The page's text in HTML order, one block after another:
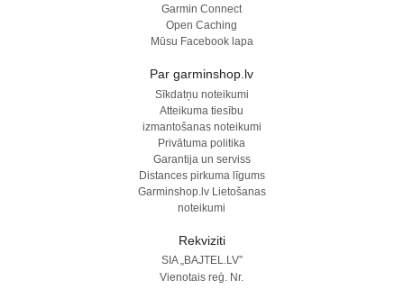
Garmin Connect
Open Caching
Mūsu Facebook lapa
Par garminshop.lv
Sīkdatņu noteikumi
Atteikuma tiesību
izmantošanas noteikumi
Privātuma politika
Garantija un serviss
Distances pirkuma līgums
Garminshop.lv Lietošanas
noteikumi
Rekviziti
SIA „BAJTEL.LV”
Vienotais reģ. Nr.